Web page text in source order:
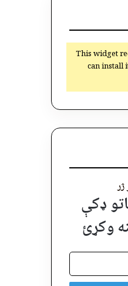
This widget
can install
ډکې
وکړئ